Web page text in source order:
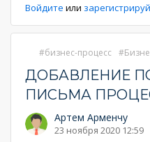
Войдите или
бизнес-процесс
ДОБАВЛЕНИЕ
ПИСЬМА
Артем Арменчу
23 ноября 2020 12:59